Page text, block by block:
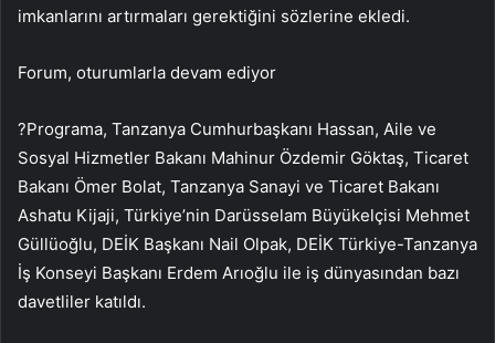
imkanlarını artırmaları gerektiğini sözlerine ekledi.
Forum, oturumlarla devam ediyor
?Programa, Tanzanya Cumhurbaşkanı Hassan, Aile ve
Sosyal Hizmetler Bakanı Mahinur Özdemir Göktaş, Ticaret
Bakanı Ömer Bolat, Tanzanya Sanayi ve Ticaret Bakanı
Ashatu Kijaji, Türkiye’nin Darüsselam Büyükelçisi Mehmet
Güllüoğlu, DEİK Başkanı Nail Olpak, DEİK Türkiye-Tanzanya
İş Konseyi Başkanı Erdem Arıoğlu ile iş dünyasından bazı
davetliler katıldı.